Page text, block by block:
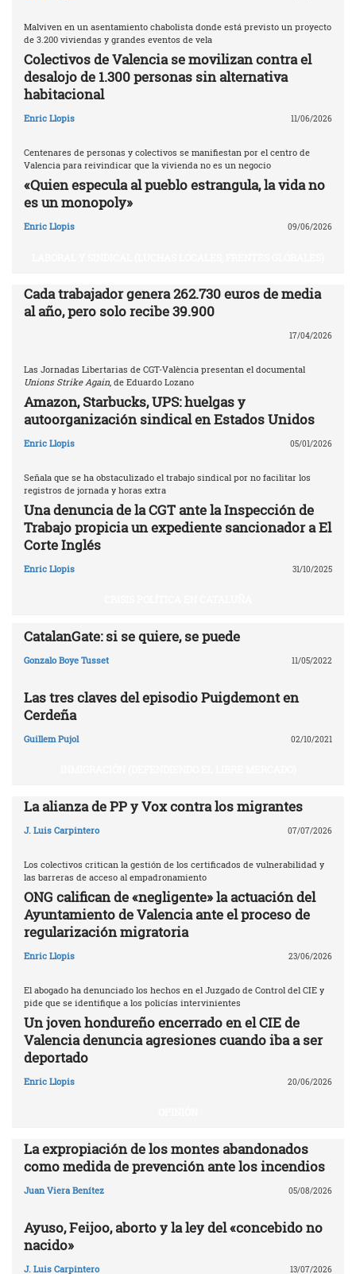
Malviven en un asentamiento chabolista donde está previsto un proyecto
de 3.200 viviendas y grandes eventos de vela
Colectivos de Valencia se movilizan contra el
desalojo de 1.300 personas sin alternativa
habitacional
Enric Llopis 11/06/2026
Centenares de personas y colectivos se manifiestan por el centro de
Valencia para reivindicar que la vivienda no es un negocio
«Quien especula al pueblo estrangula, la vida no
es un monopoly»
Enric Llopis 09/06/2026
Cada trabajador genera 262.730 euros de media
al año, pero solo recibe 39.900
17/04/2026
Las Jornadas Libertarias de CGT-València presentan el documental
Unions Strike Again, de Eduardo Lozano
Amazon, Starbucks, UPS: huelgas y
autoorganización sindical en Estados Unidos
Enric Llopis 05/01/2026
Señala que se ha obstaculizado el trabajo sindical por no facilitar los
registros de jornada y horas extra
Una denuncia de la CGT ante la Inspección de
Trabajo propicia un expediente sancionador a El
Corte Inglés
Enric Llopis 31/10/2025
CatalanGate: si se quiere, se puede
Gonzalo Boye Tusset 11/05/2022
Las tres claves del episodio Puigdemont en
Cerdeña
Guillem Pujol 02/10/2021
La alianza de PP y Vox contra los migrantes
J. Luis Carpintero 07/07/2026
Los colectivos critican la gestión de los certificados de vulnerabilidad y
las barreras de acceso al empadronamiento
ONG califican de «negligente» la actuación del
Ayuntamiento de Valencia ante el proceso de
regularización migratoria
Enric Llopis 23/06/2026
El abogado ha denunciado los hechos en el Juzgado de Control del CIE y
pide que se identifique a los policías intervinientes
Un joven hondureño encerrado en el CIE de
Valencia denuncia agresiones cuando iba a ser
deportado
Enric Llopis 20/06/2026
La expropiación de los montes abandonados
como medida de prevención ante los incendios
Juan Viera Benítez 05/08/2026
Ayuso, Feijoo, aborto y la ley del «concebido no
nacido»
J. Luis Carpintero 13/07/2026